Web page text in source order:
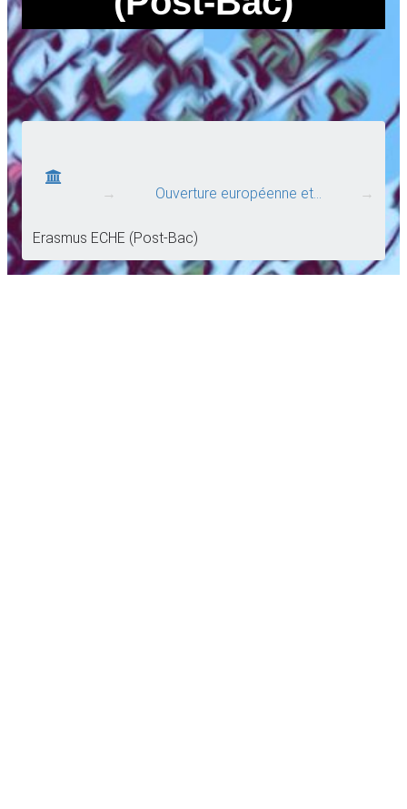
→ Ouverture européenne et… →
Erasmus ECHE (Post-Bac)